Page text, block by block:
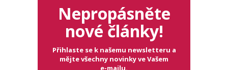
Nepropásněte
nové články!
Přihlaste se k našemu newsletteru a
mějte všechny novinky ve Vašem